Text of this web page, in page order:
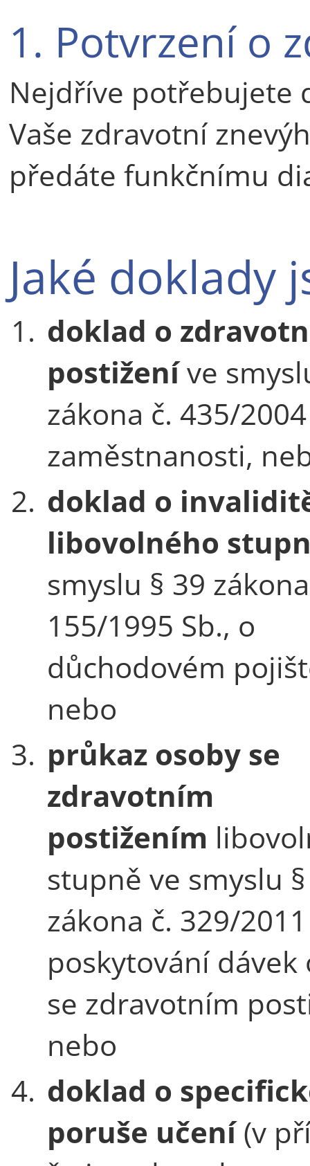
1. Potvrzení o
Nejdříve potřebujete
Vaše zdravotní
předáte funkčnímu
Jaké doklady
1. doklad o
postiženíve
zákona č. 435/
zaměstnanosti,
2. doklad o
libovolného
smyslu § 39
155/1995 Sb., o
důchodovém
nebo
3. průkaz osoby se
zdravotním
postižením
stupně ve smyslu
zákona č. 329/
poskytování dávek
se zdravotním
nebo
4. doklad o
poruše učení(v